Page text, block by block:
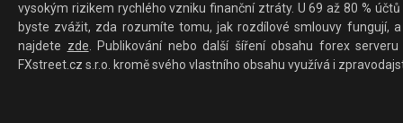
vysokým rizikem rychlého vzniku finanční ztráty. U 69 až 80 %
byste zvážit, zda rozumíte tomu, jak rozdílové smlouvy fungují,
najdete zde. Publikování nebo další šíření obsahu forex
FXstreet.cz s.r.o. kromě svého vlastního obsahu využívá i